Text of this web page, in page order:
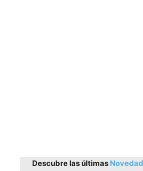
Descubre las últimas